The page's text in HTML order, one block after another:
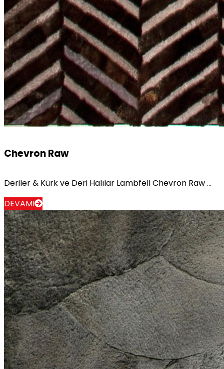
Chevron Raw
Deriler & Kürk ve Deri Halılar Lambfell Chevron Raw ...
DEVAMI